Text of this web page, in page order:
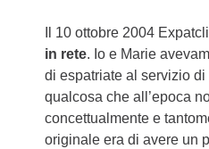
Il 10 ottobre 2004
in rete. Io e Marie
di espatriate al servizio
qualcosa che all’epoca
concettualmente e
originale era di avere un